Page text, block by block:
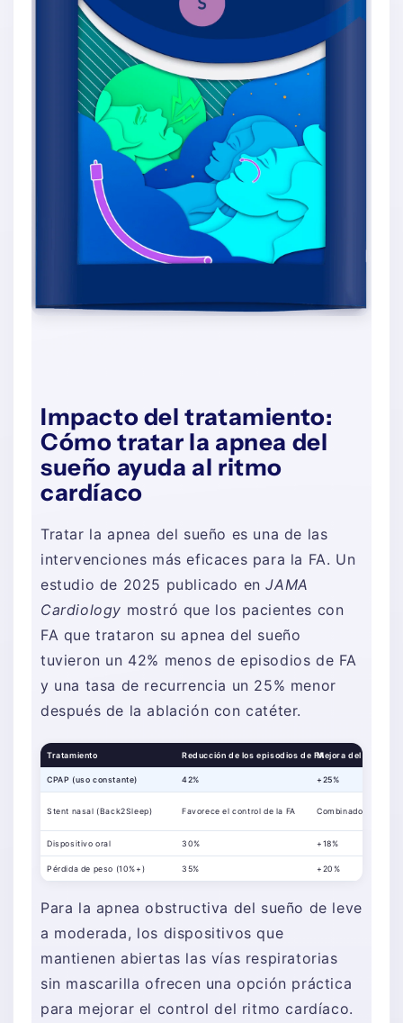
Impacto del tratamiento:
Cómo tratar la apnea del
sueño ayuda al ritmo
cardíaco
Tratar la apnea del sueño es una de las
intervenciones más eficaces para la FA. Un
estudio de 2025 publicado enJAMA
Cardiology mostró que los pacientes con
FA que trataron su apnea del sueño
tuvieron un 42% menos de episodios de FA
y una tasa de recurrencia un 25% menor
después de la ablación con catéter.
Tratamiento Reducción de los episodios de FAMejora del éxito
CPAP (uso constante) 42% +25%
Stent nasal (Back2Sleep) Favorece el control de la FA Combinado con
Dispositivo oral 30% +18%
Pérdida de peso (10%+) 35% +20%
Para la apnea obstructiva del sueño de leve
a moderada, los dispositivos que
mantienen abiertas las vías respiratorias
sin mascarilla ofrecen una opción práctica
para mejorar el control del ritmo cardíaco.